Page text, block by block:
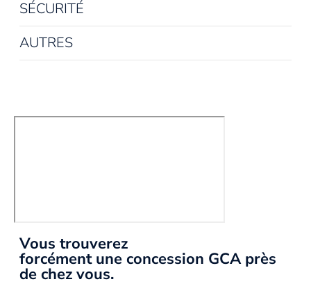
SÉCURITÉ
AUTRES
Vous trouverez
forcément une concession GCA près
de chez vous.